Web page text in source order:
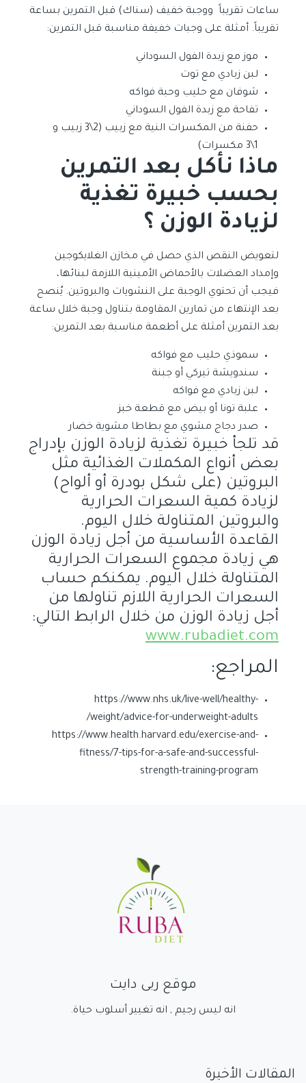
ساعات تقريباً ووجبة خفيف (سناك) قبل التمرين بساعة
تقريباً. أمثلة على وجبات خفيفة مناسبة قبل التمرين:
موز مع زبدة الفول السوداني
لبن زبادي مع توت
شوفان مع حليب وحبة فواكه
تفاحة مع زبدة الفول السوداني
حفنة من المكسرات النية مع زبيب (2\3 زبيب و
1\3 مكسرات)
ماذا نأكل بعد التمرين
بحسب خبيرة تغذية
لزيادة الوزن ؟
لتعويض النقص الذي حصل في مخازن الغلايكوجين
وإمداد العضلات بالأحماض الأمينية اللازمة لبنائها،
فيجب أن تحتوي الوجبة على النشويات والبروتين. يُنصح
بعد الإنتهاء من تمارين المقاومة بتناول وجبة خلال ساعة
بعد التمرين أمثلة على أطعمة مناسبة بعد التمرين:
سموذي حليب مع فواكه
سندويشة تيركي أو جبنة
لبن زبادي مع فواكه
علبة تونا أو بيض مع قطعة خبز
صدر دجاج مشوي مع بطاطا مشوية خضار
قد تلجأ خبيرة تغذية لزيادة الوزن بإدراج
بعض أنواع المكملات الغذائية مثل
البروتين (على شكل بودرة أو ألواح)
لزيادة كمية السعرات الحرارية
والبروتين المتناولة خلال اليوم.
القاعدة الأساسية من أجل زيادة الوزن
هي زيادة مجموع السعرات الحرارية
المتناولة خلال اليوم. يمكنكم حساب
السعرات الحرارية اللازم تناولها من
أجل زيادة الوزن من خلال الرابط التالي:
www.rubadiet.com
المراجع:
https://www.nhs.uk/live-well/healthy-
weight/advice-for-underweight-adults/
https://www.health.harvard.edu/exercise-and-
fitness/7-tips-for-a-safe-and-successful-
strength-training-program
موقع ربى دايت
انه ليس رجيم , انه تغيير أسلوب حياة.
المقالات الأخيرة